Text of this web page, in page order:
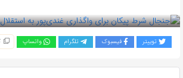
توییتر فیسبوک تلگرام واتساپ